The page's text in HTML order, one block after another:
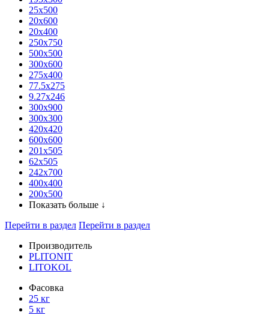
25x500
20х600
20х400
250x750
500x500
300x600
275x400
77.5х275
9.27x246
300x900
300x300
420х420
600х600
201х505
62х505
242х700
400х400
200х500
Показать больше ↓
Перейти в раздел Перейти в раздел
Производитель
PLITONIT
LITOKOL
Фасовка
25 кг
5 кг